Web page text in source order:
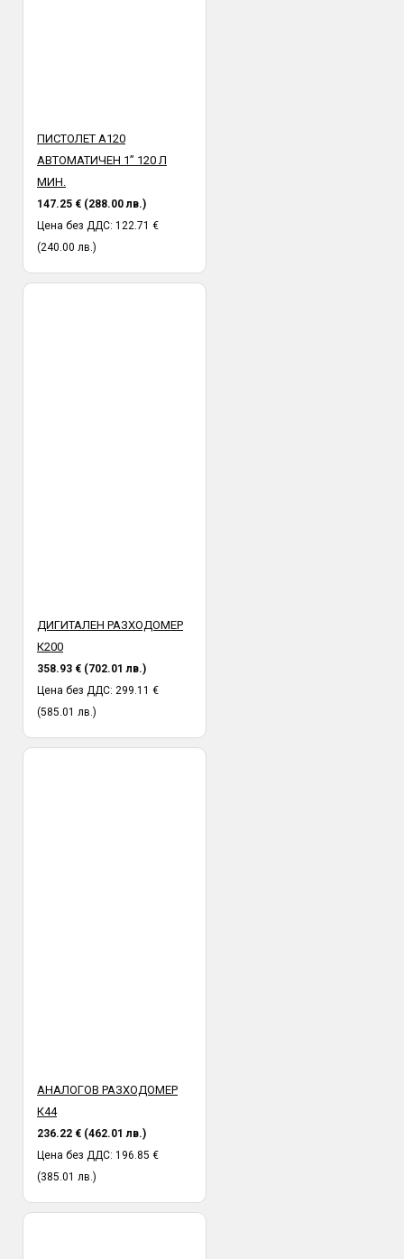
ПИСТОЛЕТ A120
АВТОМАТИЧЕН 1” 120 Л
МИН.
147.25 € (288.00 лв.)
Цена без ДДС: 122.71 €
(240.00 лв.)
ДИГИТАЛЕН РАЗХОДОМЕР
К200
358.93 € (702.01 лв.)
Цена без ДДС: 299.11 €
(585.01 лв.)
АНАЛОГОВ РАЗХОДОМЕР
К44
236.22 € (462.01 лв.)
Цена без ДДС: 196.85 €
(385.01 лв.)